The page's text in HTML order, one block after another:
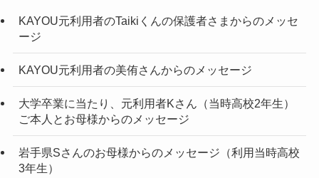
KAYOU元利用者のTaikiくんの保護者さまからのメッセ
ージ
KAYOU元利用者の美侑さんからのメッセージ
大学卒業に当たり、元利用者Kさん（当時高校2年生）
ご本人とお母様からのメッセージ
岩手県Sさんのお母様からのメッセージ（利用当時高校
3年生）